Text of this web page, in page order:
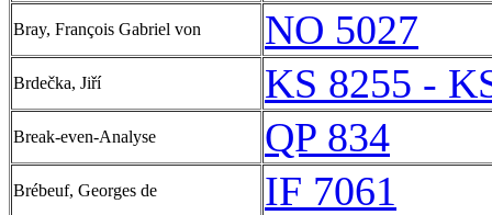
Bray, François Gabriel von NO 5027
Brdečka, Jiří KS 8255 -
Break-even-Analyse QP 834
Brébeuf, Georges de IF 7061